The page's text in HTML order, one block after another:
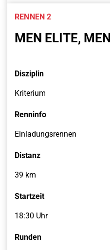
RENNEN 2
MEN ELITE,
Disziplin
Kriterium
Renninfo
Einladungsrennen
Distanz
39 km
Startzeit
18:30 Uhr
Runden